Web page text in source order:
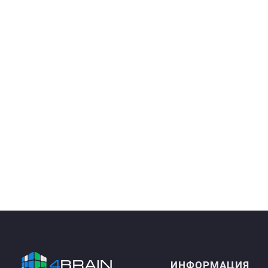
ИНФОРМАЦИЯ